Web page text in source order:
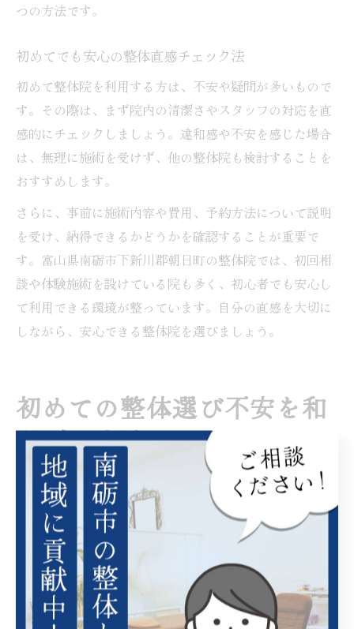
つの方法です。
初めてでも安心の整体直感チェック法
初めて整体院を利用する方は、不安や疑問が多いもので
す。その際は、まず院内の清潔さやスタッフの対応を直
感的にチェックしましょう。違和感や不安を感じた場合
は、無理に施術を受けず、他の整体院も検討することを
おすすめします。
さらに、事前に施術内容や費用、予約方法について説明
を受け、納得できるかどうかを確認することが重要で
す。富山県南砺市下新川郡朝日町の整体院では、初回相
談や体験施術を設けている院も多く、初心者でも安心し
て利用できる環境が整っています。自分の直感を大切に
しながら、安心できる整体院を選びましょう。
初めての整体選び不安を和
らげる方法
整体初体験の不安を減らす準備ポイント
整体を初めて受ける際には、「どんな雰囲気だろう」
「痛みはあるのか」など、不安や疑問を抱く方が多いで
す。特に富山県南砺市下新川郡朝日町のような地域で
は、地域密着型の整体院が多く、初めての来院時に緊張
してしまう方も少なくありません。事前に自分の体調や